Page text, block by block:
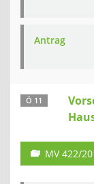
Antrag
Ö 11
MV 422/